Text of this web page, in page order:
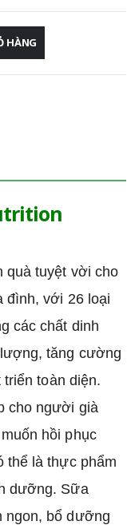
HÀNG
quà tuyệt vời cho
đình, với 26 loại
các chất dinh
tăng cường
toàn diện.
cho người già
hồi phục
thể là thực phẩm
dưỡng. Sữa
ngon, bổ dưỡng